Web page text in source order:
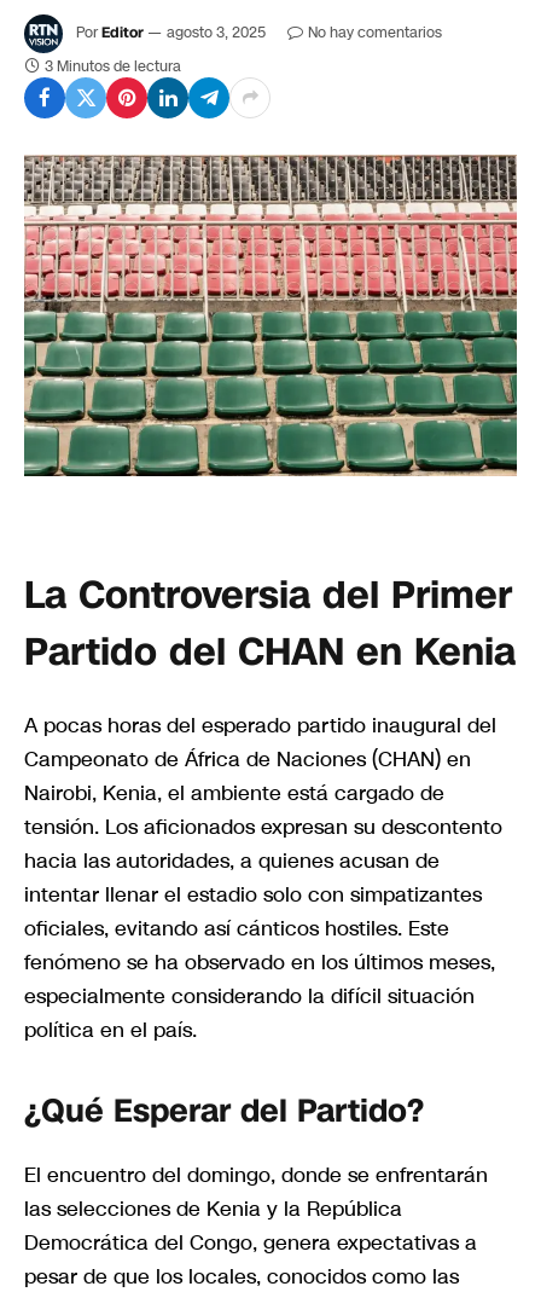
PorEditor agosto 3, 2025
No hay comentarios
3 Minutos de lectura
La Controversia del Primer
Partido del CHAN en Kenia
A pocas horas del esperado partido inaugural del
Campeonato de África de Naciones (CHAN) en
Nairobi, Kenia, el ambiente está cargado de
tensión. Los aficionados expresan su descontento
hacia las autoridades, a quienes acusan de
intentar llenar el estadio solo con simpatizantes
oficiales, evitando así cánticos hostiles. Este
fenómeno se ha observado en los últimos meses,
especialmente considerando la difícil situación
política en el país.
¿Qué Esperar del Partido?
El encuentro del domingo, donde se enfrentarán
las selecciones de Kenia y la República
Democrática del Congo, genera expectativas a
pesar de que los locales, conocidos como las